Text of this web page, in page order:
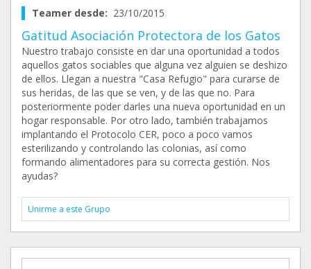
Teamer desde: 23/10/2015
Gatitud Asociación Protectora de los Gatos
Nuestro trabajo consiste en dar una oportunidad a todos
aquellos gatos sociables que alguna vez alguien se deshizo
de ellos. Llegan a nuestra "Casa Refugio" para curarse de
sus heridas, de las que se ven, y de las que no. Para
posteriormente poder darles una nueva oportunidad en un
hogar responsable. Por otro lado, también trabajamos
implantando el Protocolo CER, poco a poco vamos
esterilizando y controlando las colonias, así como
formando alimentadores para su correcta gestión. Nos
ayudas?
Unirme a este Grupo